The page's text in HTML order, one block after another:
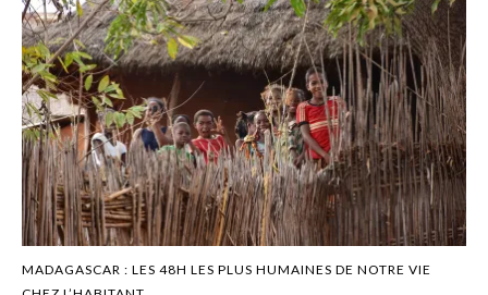
MADAGASCAR : LES 48H LES PLUS HUMAINES DE NOTRE VIE